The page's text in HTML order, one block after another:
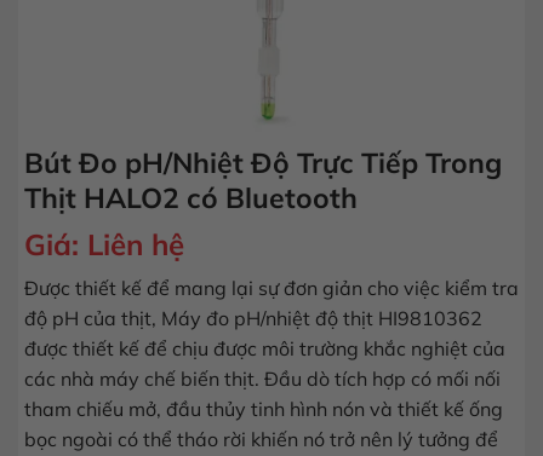
Bút Đo pH/Nhiệt Độ Trực Tiếp Trong
Thịt HALO2 có Bluetooth
Giá: Liên hệ
Được thiết kế để mang lại sự đơn giản cho việc kiểm tra
độ pH của thịt, Máy đo pH/nhiệt độ thịt HI9810362
được thiết kế để chịu được môi trường khắc nghiệt của
các nhà máy chế biến thịt. Đầu dò tích hợp có mối nối
tham chiếu mở, đầu thủy tinh hình nón và thiết kế ống
bọc ngoài có thể tháo rời khiến nó trở nên lý tưởng để